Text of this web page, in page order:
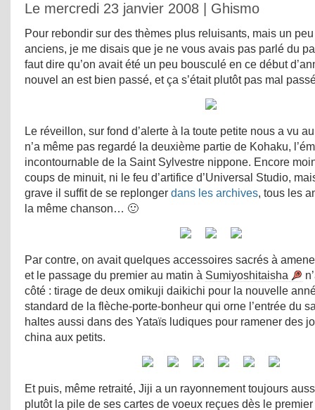
Le mercredi 23 janvier 2008 | Ghismo
Pour rebondir sur des thèmes plus reluisants, mais un
anciens, je me disais que je ne vous avais pas parlé du
faut dire qu’on avait été un peu bousculé en ce début
nouvel an est bien passé, et ça s’était plutôt pas mal
Le réveillon, sur fond d’alerte à la toute petite nous a vu
n’a même pas regardé la deuxième partie de Kohaku,
incontournable de la Saint Sylvestre nippone. Encore
coups de minuit, ni le feu d’artifice d’Universal Studio,
grave il suffit de se replonger dans les archives, tous les
la même chanson… 🙂
Par contre, on avait quelques accessoires sacrés à
et le passage du premier au matin à Sumiyoshitaisha
côté : tirage de deux omikuji daikichi pour la nouvelle
standard de la flèche-porte-bonheur qui orne l’entrée du
haltes aussi dans des Yataïs ludiques pour ramener des
china aux petits.
Et puis, même retraité, Jiji a un rayonnement toujours
plutôt la pile de ses cartes de voeux reçues dès le premier